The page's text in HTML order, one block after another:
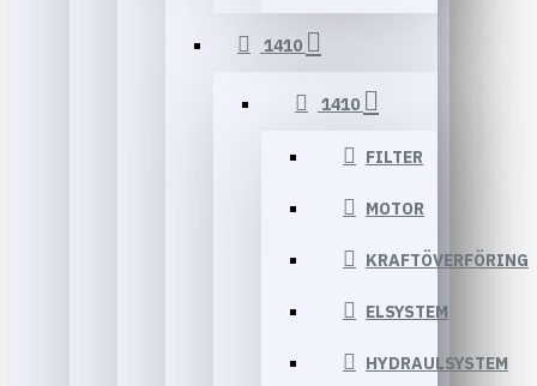
1410
1410
FILTER
MOTOR
KRAFTÖVERFÖRING
ELSYSTEM
HYDRAULSYSTEM